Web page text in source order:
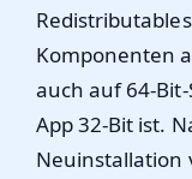
Komponenten
auch auf 64-
App 32-Bit ist.
Neuinstallation